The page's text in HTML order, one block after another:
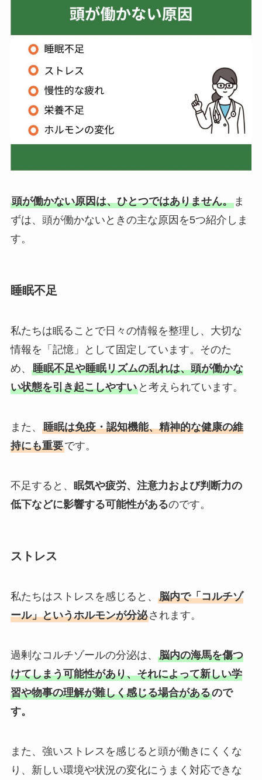
頭が働かない原因は、ひとつではありません。ま
ずは、頭が働かないときの主な原因を5つ紹介しま
す。
睡眠不足
私たちは眠ることで日々の情報を整理し、大切な
情報を「記憶」として固定しています。そのた
め、 睡眠不足や睡眠リズムの乱れは、頭が働かな
い状態を引き起こしやすいと考えられています。
また、 睡眠は免疫・認知機能、精神的な健康の維
持にも重要です。
不足すると、 眠気や疲労、注意力および判断力の
低下などに影響する可能性があるのです。
ストレス
私たちはストレスを感じると、 脳内で「コルチゾ
ール」というホルモンが分泌されます。
過剰なコルチゾールの分泌は、 脳内の海馬を傷つ
けてしまう可能性があり、それによって新しい学
習や物事の理解が難しく感じる場合があるので
す。
また、強いストレスを感じると頭が働きにくくな
り、新しい環境や状況の変化にうまく対応できな